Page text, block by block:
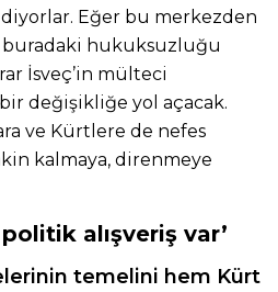
Eğer bu merkezden
buradaki hukuksuzluğu
İsveç’in mülteci
değişikliğe yol açacak.
ve Kürtlere de nefes
kalmaya, direnmeye
alışveriş var’
temelini hem Kürt